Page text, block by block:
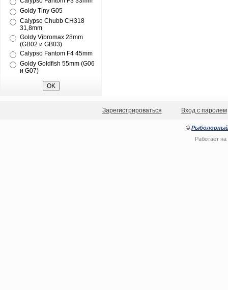
Goldy Tiny G05
Calypso Chubb CH318
31,8mm
Goldy Vibromax 28mm
(GB02 и GB03)
Calypso Fantom F4 45mm
Goldy Goldfish 55mm (G06
и G07)
Зарегистрироваться Вход с паролем
© Рыболовный
Работает